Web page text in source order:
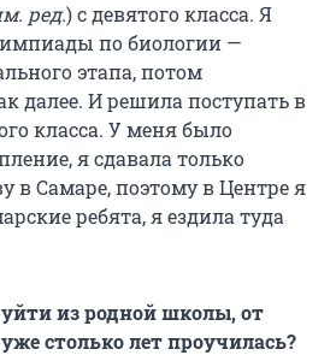
ред.) с девятого класса. Я
по биологии —
этапа, потом
далее. И решила поступать в
класса. У меня было
я сдавала только
в Самаре, поэтому в Центре я
ребята, я ездила туда
из родной школы, от
столько лет проучилась?